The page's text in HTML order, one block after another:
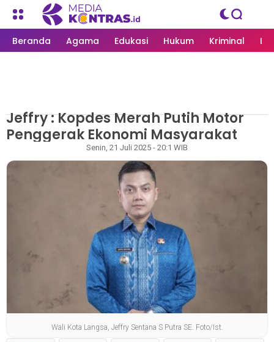
Beranda Agama Edukasi Hukum Kriminal
MEDIAKONTRAS.ID/ LANGSA
Jeffry : Kopdes Merah Putih Motor
Penggerak Ekonomi Masyarakat
Senin, 21 Juli 2025 - 20:1 WIB
Wali Kota Langsa, Jeffry Sentana S Putra SE. Foto/Ist.